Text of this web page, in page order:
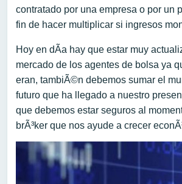
contratado por una empresa o por un
fin de hacer multiplicar si ingresos
Hoy en dÃ­a hay que estar muy
mercado de los agentes de bolsa ya
eran, tambiÃ©n debemos sumar el
futuro que ha llegado a nuestro
que debemos estar seguros al
brÃ³ker que nos ayude a crecer